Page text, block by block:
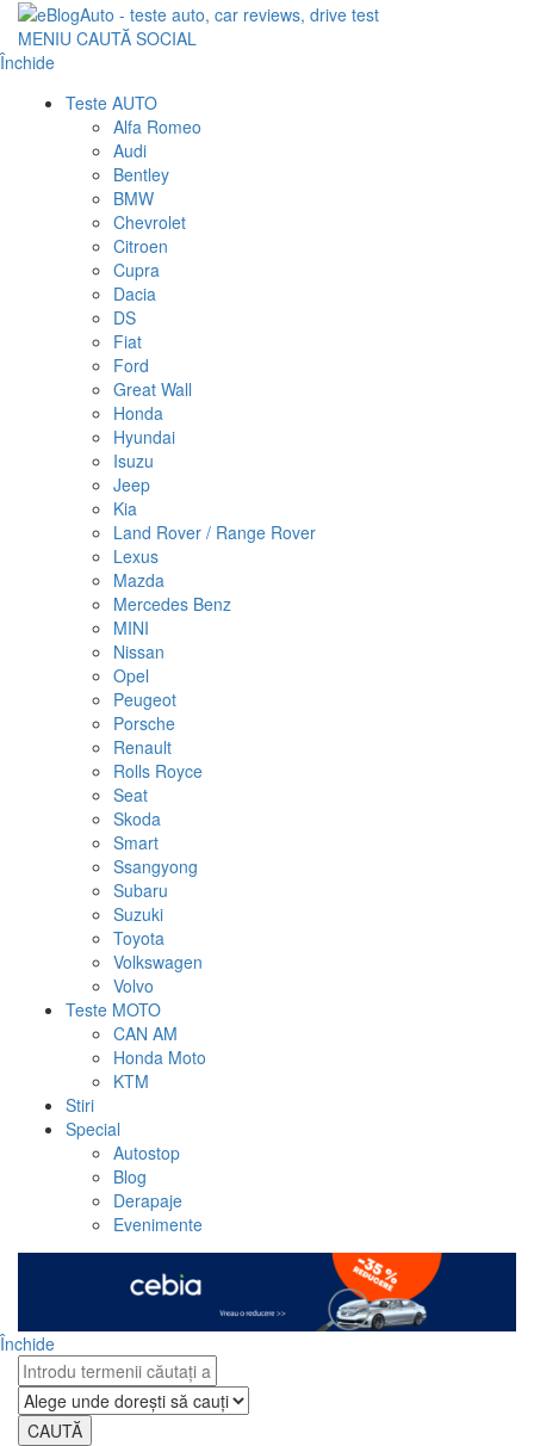
MENIU CAUTĂ SOCIAL
Închide
Teste AUTO
Alfa Romeo
Audi
Bentley
BMW
Chevrolet
Citroen
Cupra
Dacia
DS
Fiat
Ford
Great Wall
Honda
Hyundai
Isuzu
Jeep
Kia
Land Rover / Range Rover
Lexus
Mazda
Mercedes Benz
MINI
Nissan
Opel
Peugeot
Porsche
Renault
Rolls Royce
Seat
Skoda
Smart
Ssangyong
Subaru
Suzuki
Toyota
Volkswagen
Volvo
Teste MOTO
CAN AM
Honda Moto
KTM
Stiri
Special
Autostop
Blog
Derapaje
Evenimente
Închide
CAUTĂ